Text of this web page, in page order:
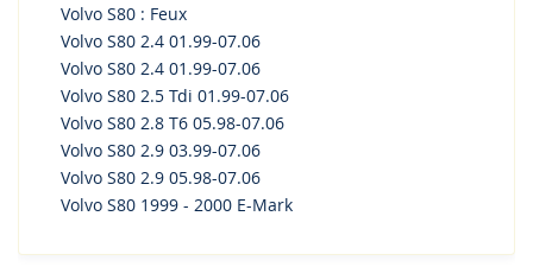
Volvo S80 : Feux
Volvo S80 2.4 01.99-07.06
Volvo S80 2.4 01.99-07.06
Volvo S80 2.5 Tdi 01.99-07.06
Volvo S80 2.8 T6 05.98-07.06
Volvo S80 2.9 03.99-07.06
Volvo S80 2.9 05.98-07.06
Volvo S80 1999 - 2000 E-Mark